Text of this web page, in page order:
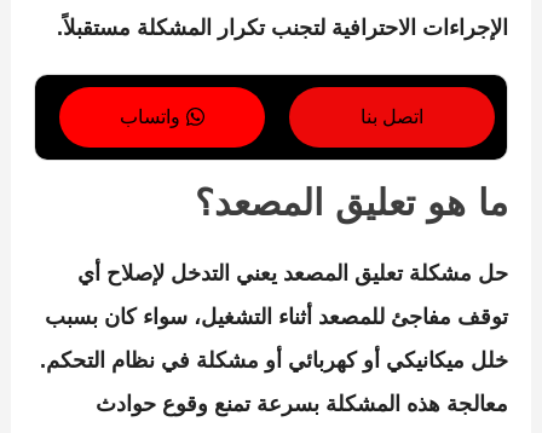
الإجراءات الاحترافية لتجنب تكرار المشكلة مستقبلاً.
اتصل بنا واتساب
ما هو تعليق المصعد؟
حل مشكلة تعليق المصعد يعني التدخل لإصلاح أي
توقف مفاجئ للمصعد أثناء التشغيل، سواء كان بسبب
خلل ميكانيكي أو كهربائي أو مشكلة في نظام التحكم.
معالجة هذه المشكلة بسرعة تمنع وقوع حوادث